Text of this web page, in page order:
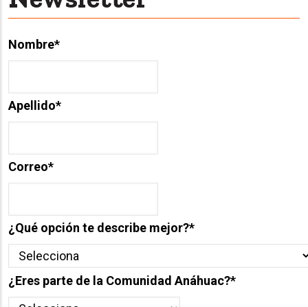
Nombre*
Apellido*
Correo*
¿Qué opción te describe mejor?*
¿Eres parte de la Comunidad Anáhuac?*